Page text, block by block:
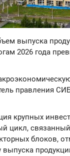
выпуска
2026 года
правления
крупных
цикл,
блоков,